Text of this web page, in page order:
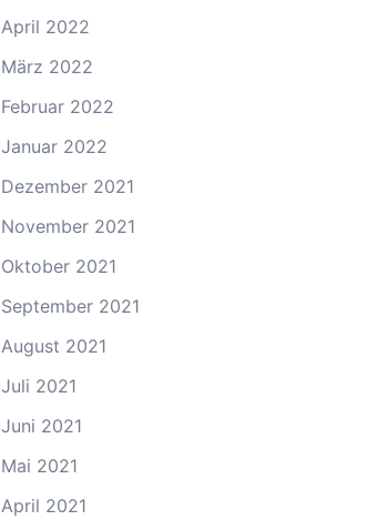
April 2022
März 2022
Februar 2022
Januar 2022
Dezember 2021
November 2021
Oktober 2021
September 2021
August 2021
Juli 2021
Juni 2021
Mai 2021
April 2021